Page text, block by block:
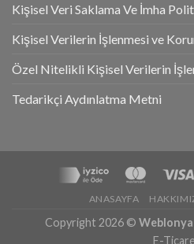
Kişisel Veri Saklama Ve İmha
Kişisel Verilerin İşlenmesi ve
Özel Nitelikli Kişisel Verilerin
Tedarikçi Aydınlatma Metni
ANASAYFA
Copyright 2026 © Weblonya
E-